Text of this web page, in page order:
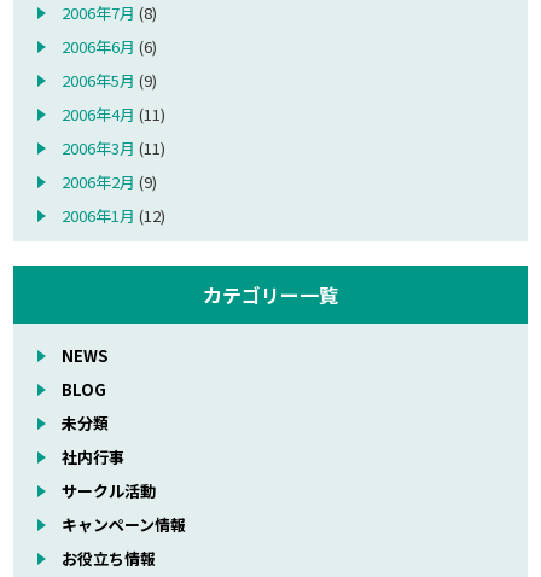
2006年7月 (8)
2006年6月 (6)
2006年5月 (9)
2006年4月 (11)
2006年3月 (11)
2006年2月 (9)
2006年1月 (12)
カテゴリー一覧
NEWS
BLOG
未分類
社内行事
サークル活動
キャンペーン情報
お役立ち情報